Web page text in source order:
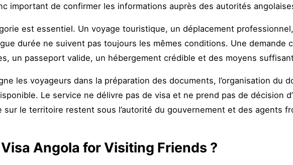
important de confirmer les informations auprès des autorités
est essentiel. Un voyage touristique, un déplacement
durée ne suivent pas toujours les mêmes conditions. Une demande
un passeport valide, un hébergement crédible et des moyens
les voyageurs dans la préparation des documents, l’organisation du
Le service ne délivre pas de visa et ne prend pas de décision
sur le territoire restent sous l’autorité du gouvernement et des agents
Angola for Visiting Friends ?